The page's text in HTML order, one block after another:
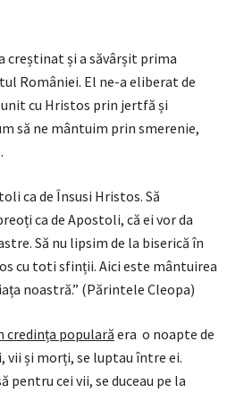
creștinat și a săvârșit prima
României. El ne-a eliberat de
cu Hristos prin jertfă și
să ne mântuim prin smerenie,
ca de Însusi Hristos. Să
ca de Apostoli, că ei vor da
Să nu lipsim de la biserică în
cu toti sfinții. Aici este mântuirea
noastră.” (Părintele Cleopa)
credința populară era o noapte de
și morți, se luptau între ei.
pentru cei vii, se duceau pe la